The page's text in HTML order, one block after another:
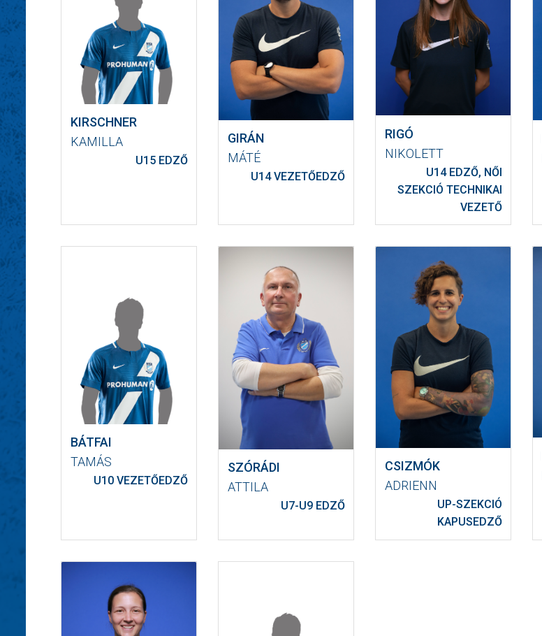
KIRSCHNER
KAMILLA
U15 EDZŐ
GIRÁN
MÁTÉ
U14 VEZETŐEDZŐ
RIGÓ
NIKOLETT
U14 EDZŐ, NŐI
SZEKCIÓ TECHNIKAI
VEZETŐ
BÁTFAI
TAMÁS
U10 VEZETŐEDZŐ
SZÓRÁDI
ATTILA
U7-U9 EDZŐ
CSIZMÓK
ADRIENN
UP-SZEKCIÓ
KAPUSEDZŐ